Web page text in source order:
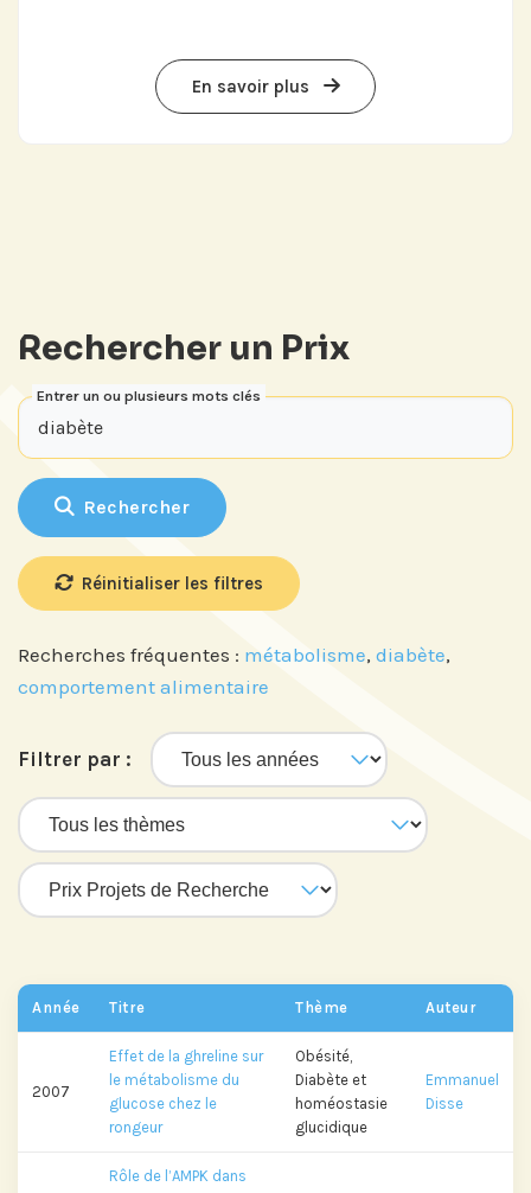
En savoir plus
Rechercher un Prix
Entrer un ou plusieurs mots clés
Rechercher
Réinitialiser les filtres
Recherches fréquentes : métabolisme, diabète,
comportement alimentaire
Filtrer par :
Année Titre Thème Auteur
2007
Effet de la ghreline sur
le métabolisme du
glucose chez le
rongeur
Obésité,
Diabète et
homéostasie
glucidique
Emmanuel
Disse
Rôle de l’AMPK dans